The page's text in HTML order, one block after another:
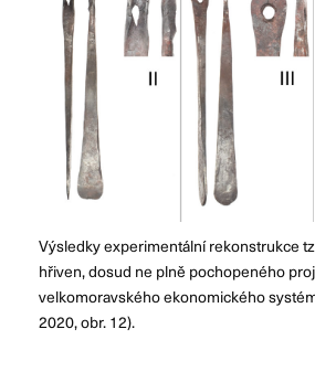
Výsledky experimentální rekonstrukce
hřiven, dosud ne plně pochopeného
velkomoravského ekonomického
2020, obr. 12).